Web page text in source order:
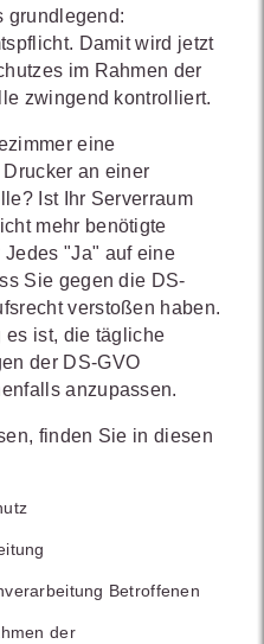
grundlegend:
Damit wird jetzt
im Rahmen der
zwingend kontrolliert.
eine
an einer
Ist Ihr Serverraum
mehr benötigte
Jedes "Ja" auf eine
Sie gegen die DS-
verstoßen haben.
es ist, die tägliche
der DS-GVO
anzupassen.
finden Sie in diesen
Betroffenen
der